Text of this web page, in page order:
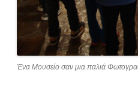
Ένα Μουσείο σαν μια παλιά